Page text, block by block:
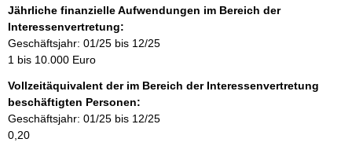
o
r
m
a
i
o
n
e
Jährliche finanzielle Aufwendungen im Bereich der
Interessenvertretung:
Geschäftsjahr: 01/25 bis 12/25
1 bis 10.000 Euro
Vollzeitäquivalent der im Bereich der Interessenvertretung
beschäftigten Personen:
Geschäftsjahr: 01/25 bis 12/25
0,20